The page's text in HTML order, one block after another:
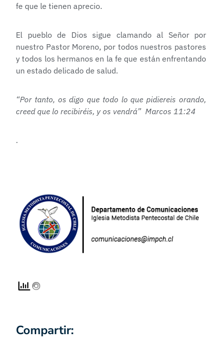
fe que le tienen aprecio.
El pueblo de Dios sigue clamando al Señor por
nuestro Pastor Moreno, por todos nuestros pastores
y todos los hermanos en la fe que están enfrentando
un estado delicado de salud.
“Por tanto, os digo que todo lo que pidiereis orando,
creed que lo recibiréis, y os vendrá” Marcos 11:24
.
Compartir: